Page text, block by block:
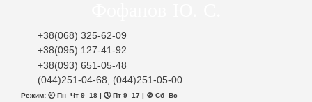
+38(068) 325-62-09
+38(095) 127-41-92
+38(093) 651-05-48
(044)251-04-68, (044)251-05-00
Режим: 🕘 Пн–Чт 9–18 | 🕔 Пт 9–17 | 🚫 Сб–Вс